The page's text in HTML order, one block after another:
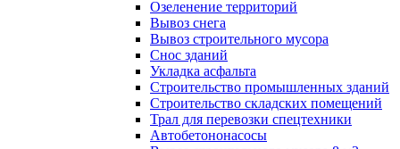
Озеленение территорий
Вывоз снега
Вывоз строительного мусора
Снос зданий
Укладка асфальта
Строительство промышленных зданий
Строительство складских помещений
Трал для перевозки спецтехники
Автобетононасосы